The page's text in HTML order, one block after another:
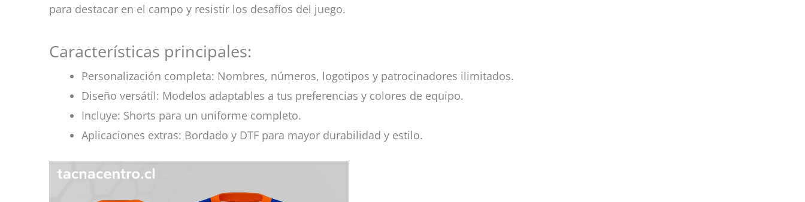
para destacar en el campo y resistir los desafíos del juego.
Características principales:
Personalización completa: Nombres, números, logotipos y patrocinadores ilimitados.
Diseño versátil: Modelos adaptables a tus preferencias y colores de equipo.
Incluye: Shorts para un uniforme completo.
Aplicaciones extras: Bordado y DTF para mayor durabilidad y estilo.